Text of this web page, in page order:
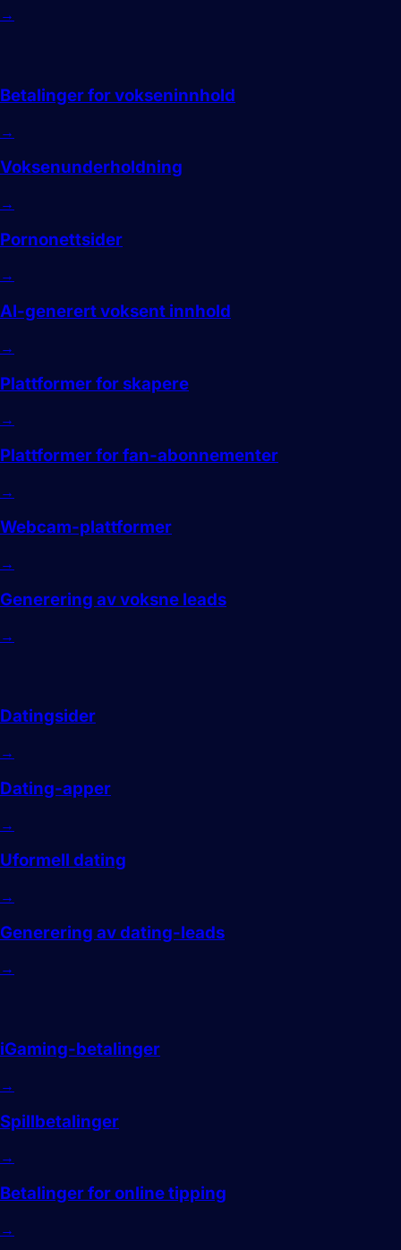
→
Betalinger for vokseninnhold
→
Voksenunderholdning
→
Pornonettsider
→
AI-generert voksent innhold
→
Plattformer for skapere
→
Plattformer for fan-abonnementer
→
Webcam-plattformer
→
Generering av voksne leads
→
Datingsider
→
Dating-apper
→
Uformell dating
→
Generering av dating-leads
→
iGaming-betalinger
→
Spillbetalinger
→
Betalinger for online tipping
→